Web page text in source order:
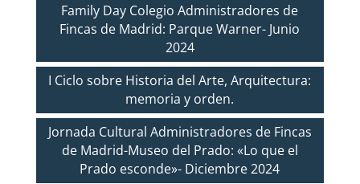
Family Day Colegio Administradores de
Fincas de Madrid: Parque Warner- Junio
2024
I Ciclo sobre Historia del Arte, Arquitectura:
memoria y orden.
Jornada Cultural Administradores de Fincas
de Madrid-Museo del Prado: «Lo que el
Prado esconde»- Diciembre 2024